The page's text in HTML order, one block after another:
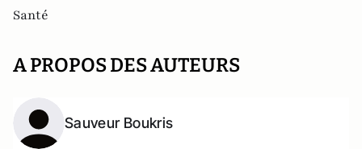
Santé
A PROPOS DES AUTEURS
Sauveur Boukris